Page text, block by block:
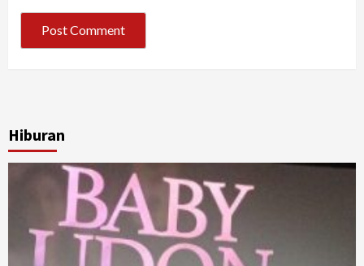
Hiburan